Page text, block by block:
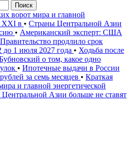
Поиск
ворот мира и главной
XXI в • Страны Центральной Азии
• Американский эксперт: США
Правительство продлило срок
1 июля 2027 года • Ходьба после
о том, какое одно
• Ипотечные выдачи в России
за семь месяцев • Краткая
и главной энергетической
Азии больше не ставят